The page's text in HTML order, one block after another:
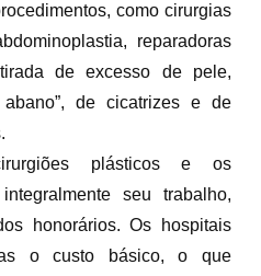
como cirurgias
reparadoras
de excesso de pele,
de cicatrizes e de
plásticos e os
seu trabalho,
honorários. Os hospitais
o custo básico, o que